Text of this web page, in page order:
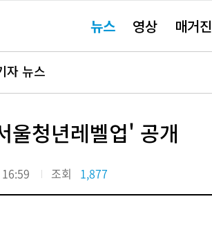
요뉴스 영상 매거진
자 뉴스
청년레벨업' 공개
조회 1,877